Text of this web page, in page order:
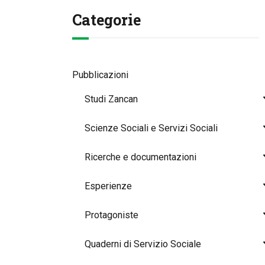
Categorie
Pubblicazioni
Studi Zancan
Scienze Sociali e Servizi Sociali
Ricerche e documentazioni
Esperienze
Protagoniste
Quaderni di Servizio Sociale